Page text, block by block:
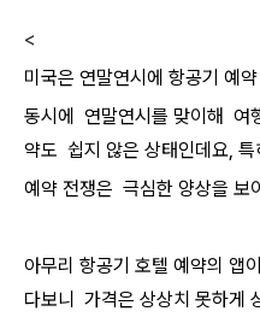
<
미국은 연말연시에 항공기 예
동시에 연말연시를 맞이해 여
약도 쉽지 않은 상태인데요,
예약 전쟁은 극심한 양상을 보
아무리 항공기 호텔 예약의 앱
다보니 가격은 상상치 못하게